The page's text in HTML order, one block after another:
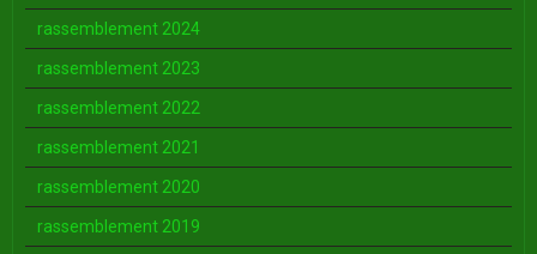
rassemblement 2024
rassemblement 2023
rassemblement 2022
rassemblement 2021
rassemblement 2020
rassemblement 2019